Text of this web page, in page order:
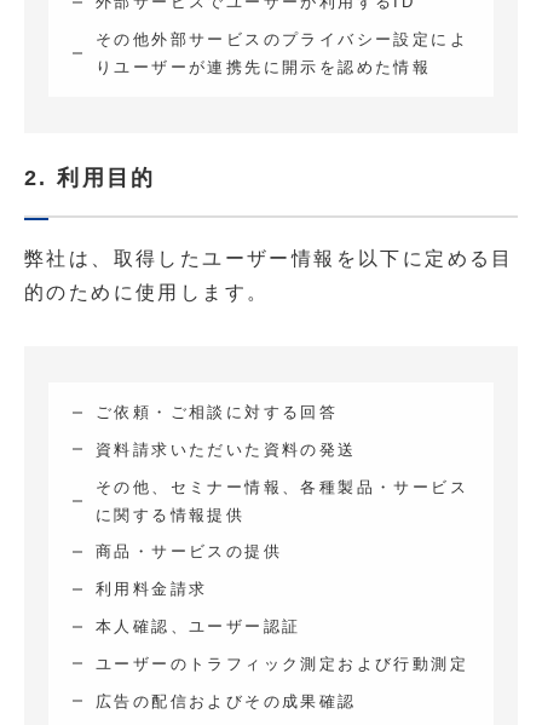
その他外部サービスのプライバシー設定によ
りユーザーが連携先に開示を認めた情報
2. 利用目的
弊社は、取得したユーザー情報を以下に定める目
的のために使用します。
ご依頼・ご相談に対する回答
資料請求いただいた資料の発送
その他、セミナー情報、各種製品・サービス
に関する情報提供
商品・サービスの提供
利用料金請求
本人確認、ユーザー認証
ユーザーのトラフィック測定および行動測定
広告の配信およびその成果確認